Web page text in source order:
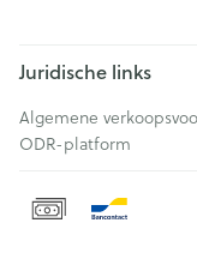
Juridische links
Algemene
ODR-platform